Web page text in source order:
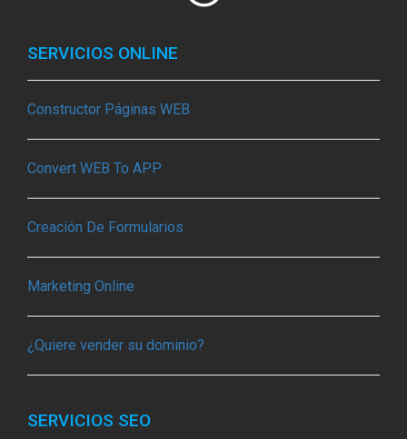
SERVICIOS ONLINE
Constructor Páginas WEB
Convert WEB To APP
Creación De Formularios
Marketing Online
¿Quiere vender su dominio?
SERVICIOS SEO